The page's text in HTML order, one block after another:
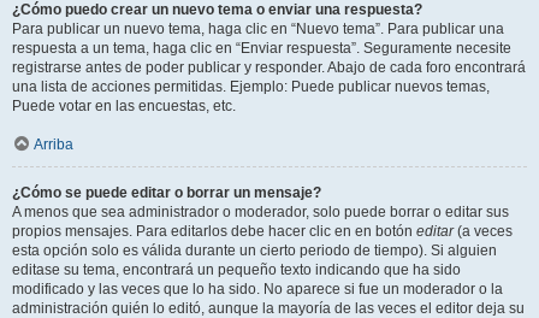
¿Cómo puedo crear un nuevo tema o enviar una respuesta?
Para publicar un nuevo tema, haga clic en “Nuevo tema”. Para publicar una
respuesta a un tema, haga clic en “Enviar respuesta”. Seguramente necesite
registrarse antes de poder publicar y responder. Abajo de cada foro encontrará
una lista de acciones permitidas. Ejemplo: Puede publicar nuevos temas,
Puede votar en las encuestas, etc.
Arriba
¿Cómo se puede editar o borrar un mensaje?
A menos que sea administrador o moderador, solo puede borrar o editar sus
propios mensajes. Para editarlos debe hacer clic en en botón editar(a veces
esta opción solo es válida durante un cierto periodo de tiempo). Si alguien
editase su tema, encontrará un pequeño texto indicando que ha sido
modificado y las veces que lo ha sido. No aparece si fue un moderador o la
administración quién lo editó, aunque la mayoría de las veces el editor deja su